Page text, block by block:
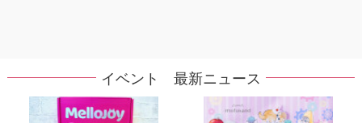
イベント 最新ニュース